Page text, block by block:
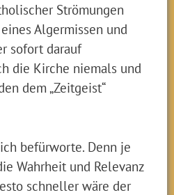
Strömungen
Algermissen und
sofort darauf
die Kirche niemals und
dem „Zeitgeist“
befürworte. Denn je
Wahrheit und Relevanz
schneller wäre der